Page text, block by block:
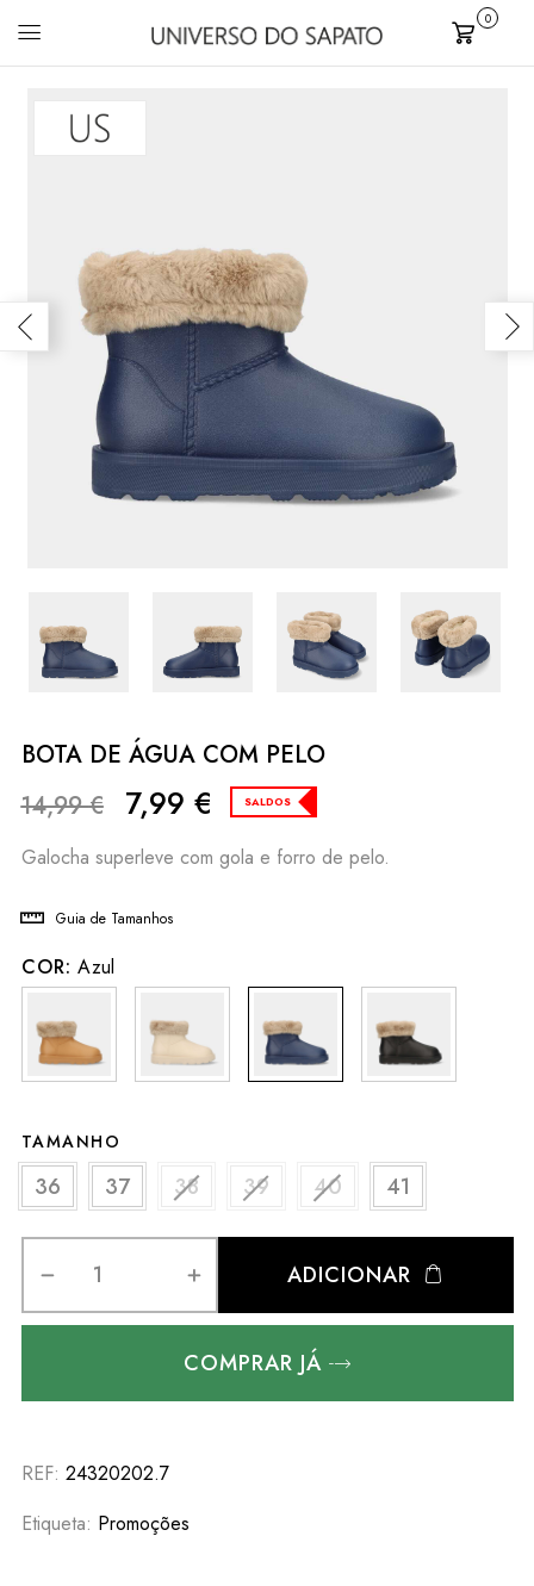
Carrinho
0
BOTA DE ÁGUA COM PELO
14,99€ 7,99 € SALDOS
Galocha superleve com gola e forro de pelo.
Guia de Tamanhos
COR: Azul
TAMANHO
36 37 38 39 40 41
ADICIONAR
COMPRAR JÁ
REF: 24320202.7
Etiqueta: Promoções